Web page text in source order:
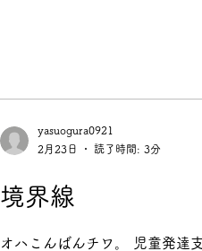
境界線
オハこんばんチワ。 児童発達
yasuogura0921
2月23日
読了時間: 3分